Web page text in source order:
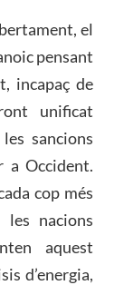
el
pensant
incapaç de
unificat
sancions
a Occident.
cop més
les nacions
aquest
d’energia,